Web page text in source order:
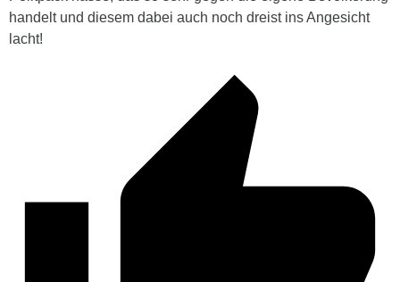
handelt und diesem dabei auch noch dreist ins Angesicht
lacht!